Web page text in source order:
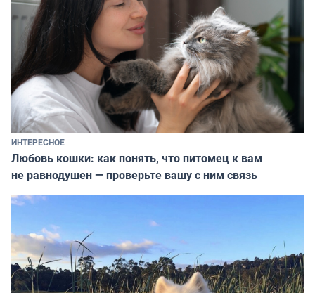
ИНТЕРЕСНОЕ
Любовь кошки: как понять, что питомец к вам
не равнодушен — проверьте вашу с ним связь